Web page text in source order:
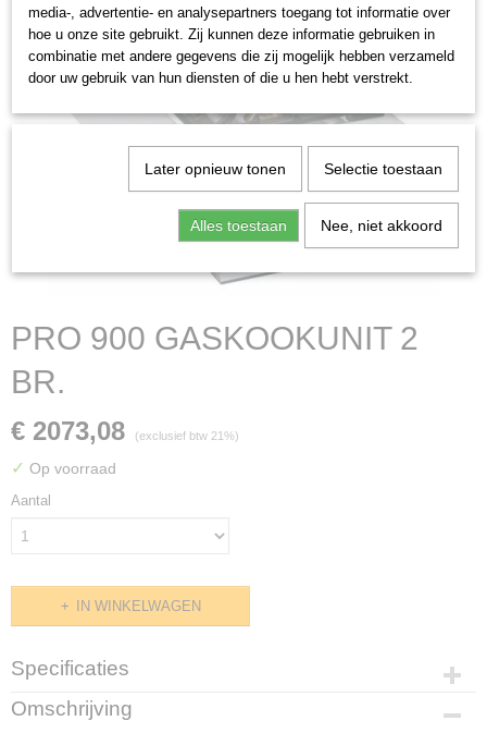
PRO 900 GASKOOKUNIT 2
BR.
€ 2073,08 (exclusief btw 21%)
✓ Op voorraad
Aantal
IN WINKELWAGEN
Specificaties
Productcode
Omschrijving
media-, advertentie- en analysepartners toegang tot informatie over
hoe u onze site gebruikt. Zij kunnen deze informatie gebruiken in
combinatie met andere gegevens die zij mogelijk hebben verzameld
door uw gebruik van hun diensten of die u hen hebt verstrekt.
Later opnieuw tonen Selectie toestaan
Alles toestaan Nee, niet akkoord